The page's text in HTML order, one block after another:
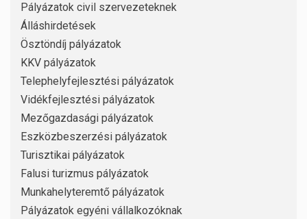
Pályázatok civil szervezeteknek
Álláshirdetések
Ösztöndíj pályázatok
KKV pályázatok
Telephelyfejlesztési pályázatok
Vidékfejlesztési pályázatok
Mezőgazdasági pályázatok
Eszközbeszerzési pályázatok
Turisztikai pályázatok
Falusi turizmus pályázatok
Munkahelyteremtő pályázatok
Pályázatok egyéni vállalkozóknak